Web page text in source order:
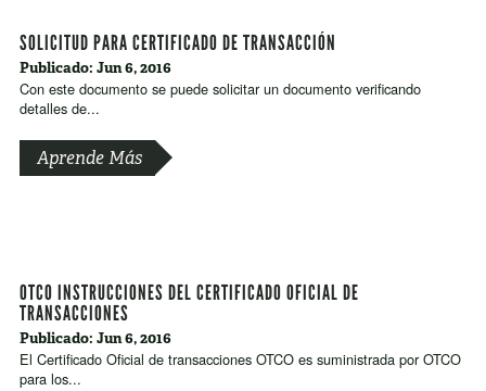
SOLICITUD PARA CERTIFICADO DE TRANSACCIÓN
Publicado: Jun 6, 2016
Con este documento se puede solicitar un documento verificando
detalles de...
Aprende Más
OTCO INSTRUCCIONES DEL CERTIFICADO OFICIAL DE
TRANSACCIONES
Publicado: Jun 6, 2016
El Certificado Oficial de transacciones OTCO es suministrada por OTCO
para los...